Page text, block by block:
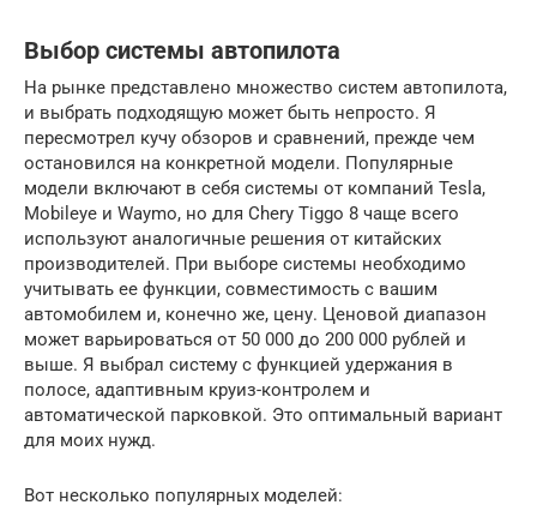
Выбор системы автопилота
На рынке представлено множество систем автопилота,
и выбрать подходящую может быть непросто. Я
пересмотрел кучу обзоров и сравнений, прежде чем
остановился на конкретной модели. Популярные
модели включают в себя системы от компаний Tesla,
Mobileye и Waymo, но для Chery Tiggo 8 чаще всего
используют аналогичные решения от китайских
производителей. При выборе системы необходимо
учитывать ее функции, совместимость с вашим
автомобилем и, конечно же, цену. Ценовой диапазон
может варьироваться от 50 000 до 200 000 рублей и
выше. Я выбрал систему с функцией удержания в
полосе, адаптивным круиз-контролем и
автоматической парковкой. Это оптимальный вариант
для моих нужд.
Вот несколько популярных моделей: